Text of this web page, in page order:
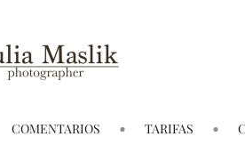
COMENTARIOS TARIFAS